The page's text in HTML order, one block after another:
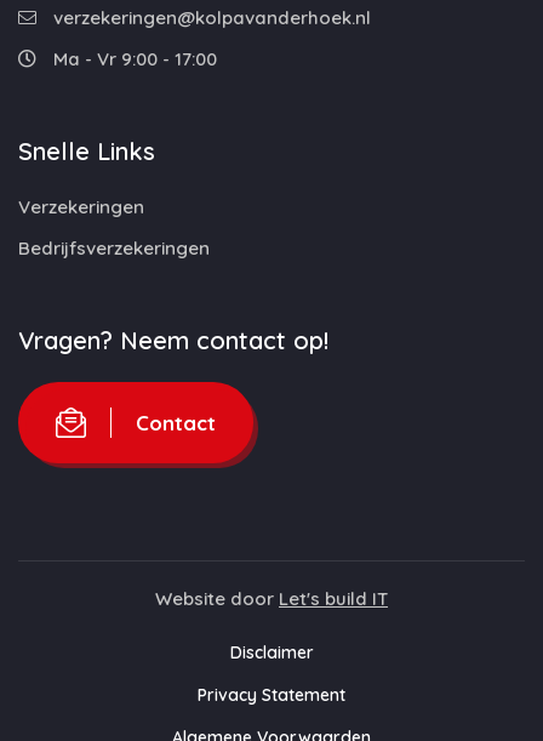
verzekeringen@kolpavanderhoek.nl
Ma - Vr 9:00 - 17:00
Snelle Links
Verzekeringen
Bedrijfsverzekeringen
Vragen? Neem contact op!
Contact
Website door Let's build IT
Disclaimer
Privacy Statement